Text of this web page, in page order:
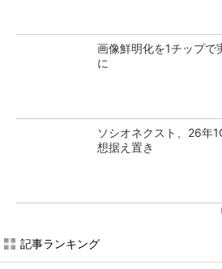
画像鮮明化を1チップ
に
ソシオネクスト、26年
想据え置き
記事ランキング